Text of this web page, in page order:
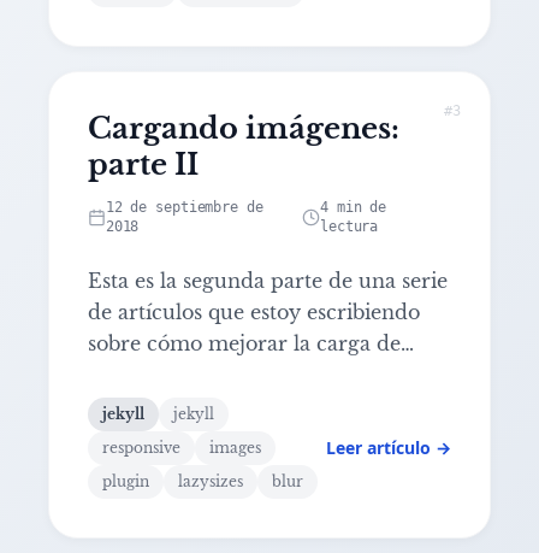
#3
Leer artículo: Cargando imágenes: parte II
Cargando imágenes:
parte II
12 de septiembre de
2018
4 min de
lectura
Esta es la segunda parte de una serie
de artículos que estoy escribiendo
sobre cómo mejorar la carga de
anterior post
quedamos viendo cómo podíamos
mejorar la carga de imágenes para
jekyll
jekyll
responsive
images
plugin
lazysizes blur
Leer artículo →